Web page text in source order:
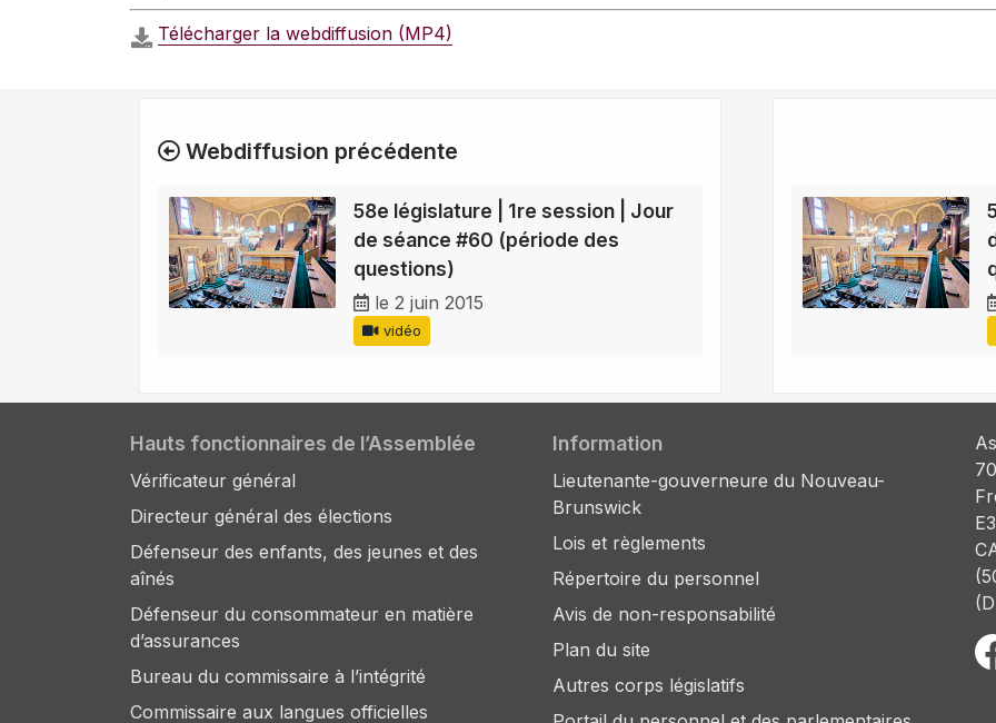
Télécharger la webdiffusion (MP4)
Webdiffusion précédente
58e législature | 1re session | Jour
de séance #60 (période des
questions)
le 2 juin 2015
vidéo
Hauts fonctionnaires de l’Assemblée
Vérificateur général
Directeur général des élections
Défenseur des enfants, des jeunes et des
aînés
Défenseur du consommateur en matière
d’assurances
Bureau du commissaire à l’intégrité
Commissaire aux langues officielles
Information
Lieutenante-gouverneure du Nouveau-
Brunswick
Lois et règlements
Répertoire du personnel
Avis de non-responsabilité
Plan du site
Autres corps législatifs